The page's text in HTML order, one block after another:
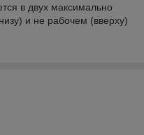
в двух максимально
и не рабочем (вверху)